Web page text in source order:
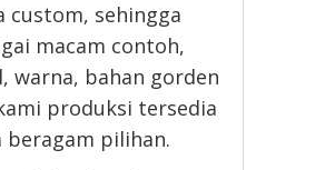
custom, sehingga
macam contoh,
warna, bahan gorden
produksi tersedia
beragam pilihan.